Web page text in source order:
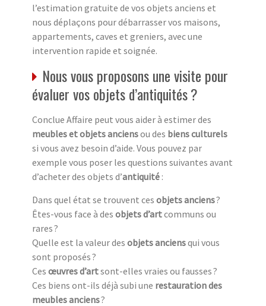
l’estimation gratuite de vos objets anciens et
nous déplaçons pour débarrasser vos maisons,
appartements, caves et greniers, avec une
intervention rapide et soignée.
Nous vous proposons une visite pour
évaluer vos objets d’antiquités ?
Conclue Affaire peut vous aider à estimer des
meubles et objets anciensou des biens culturels
si vous avez besoin d’aide. Vous pouvez par
exemple vous poser les questions suivantes avant
d’acheter des objets d’antiquité :
Dans quel état se trouvent ces objets anciens?
Êtes-vous face à des objets d’artcommuns ou
rares ?
Quelle est la valeur des objets anciensqui vous
sont proposés ?
Ces œuvres d’artsont-elles vraies ou fausses ?
Ces biens ont-ils déjà subi une restauration des
meubles anciens?